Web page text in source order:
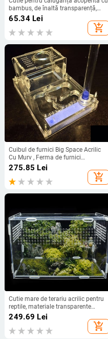
bambus, de înaltă transparență,
care conține insecte cântătoare,
cutie de reproducere, păianjeni
ecologici, lacewing-uri galbene,
americani, greieri și greieri
cățărători.
65.34Lei
add_shopping_cart
Cuibul de furnici Big Space Acrilic
Cu Murv , Ferma de furnici
Formicaria
275.85 Lei
add_shopping_cart
Cutie mare de terariu acrilic pentru
reptile, materiale transparente
durabile pentru animale de
companie pentru animale cu sânge
rece, reptile, animale de companie,
249.69 Lei
add_shopping_cart